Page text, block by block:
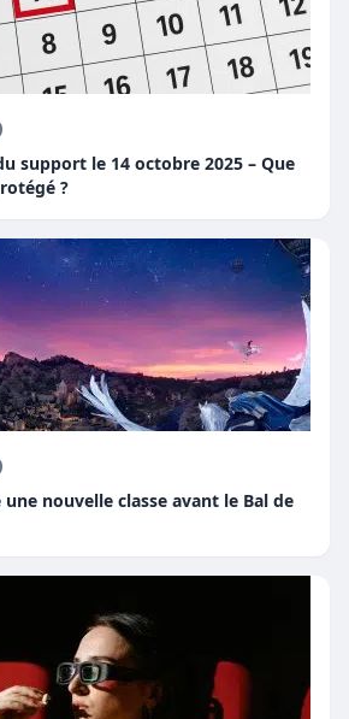
support le 14 octobre 2025 – Que
?
une nouvelle classe avant le Bal de